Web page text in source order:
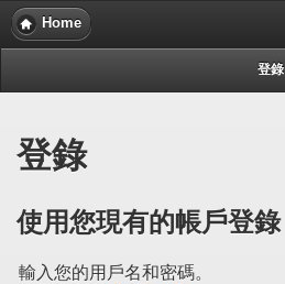
Home
登錄
登錄
使用您現有的帳戶登錄
輸入您的用戶名和密碼。